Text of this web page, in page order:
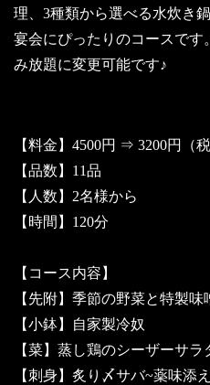
理、3種類から選べる水炊き
宴会にぴったりのコースで
み放題に変更可能です♪
【料金】4500円 ⇒ 3200円（税
【品数】11品
【人数】2名様から
【時間】120分
【コース内容】
【先附】季節の野菜と特製味
【小鉢】自家製冷奴
【菜】蒸し鶏のシーザーサラ
【刺身】炙り〆サバ~薬味添